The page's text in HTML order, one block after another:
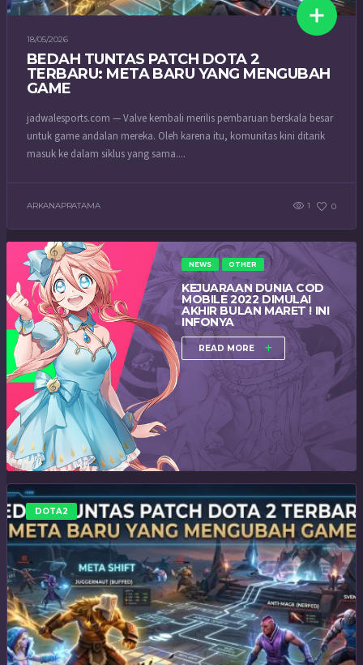
18/05/2026
BEDAH TUNTAS PATCH DOTA 2
TERBARU: META BARU YANG MENGUBAH
GAME
jadwalesports.com — Valve kembali merilis pembaruan berskala besar
untuk game andalan mereka. Oleh karena itu, komunitas kini ditarik
masuk ke dalam siklus yang sama....
ARKANAPRATAMA 1 0
NEWS OTHER
KEJUARAAN DUNIA COD
MOBILE 2022 DIMULAI
AKHIR BULAN MARET ! INI
INFONYA
READ MORE
DOTA2